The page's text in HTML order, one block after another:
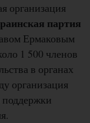
организация
партия
Ермаковым
1 500 членов
в органах
организация